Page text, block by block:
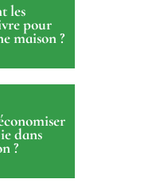
les
pour
maison ?
dans
?